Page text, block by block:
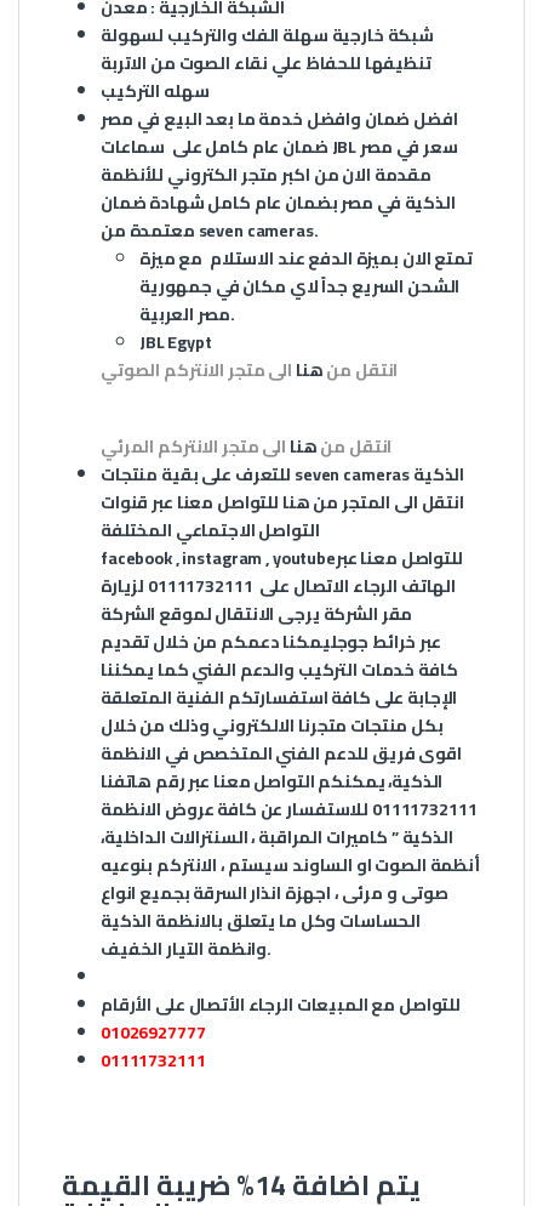
الشبكة الخارجية : معدن
شبكة خارجية سهلة الفك والتركيب لسهولة
تنظيفها للحفاظ علي نقاء الصوت من الاتربة
سهله التركيب
افضل ضمان وافضل خدمة ما بعد البيع في مصر
ضمان عام كامل علىسماعات JBL
مقدمة الان من اكبر متجر الكتروني للأنظمة
الذكية في مصر بضمان عام كامل شهادة ضمان
معتمدة من seven cameras.
تمتع الان بميزة الدفع عند الاستلام مع ميزة
الشحن السريع جداً لاي مكان في جمهورية
مصر العربية.
JBL Egypt
انتقل منهناالى متجر الانتركم الصوتي
انتقل منهناالى متجر الانتركم المرئي
للتعرف على بقية منتجاتseven cameras
انتقل الى المتجر منهناللتواصل معنا عبر قنوات
التواصل الاجتماعي المختلفة
facebook,instagram,youtubeللتواصل معنا عبر
الهاتف الرجاء الاتصال على 01111732111لزيارة
مقر الشركة يرجى الانتقال لموقع الشركة
عبرخرائط جوجليمكنا دعمكم من خلال تقديم
كافة خدمات التركيب والدعم الفني كما يمكننا
الإجابة على كافة استفسارتكم الفنية المتعلقة
بكل منتجات متجرنا الالكتروني وذلك من خلال
اقوى فريق للدعم الفني المتخصص في الانظمة
الذكية، يمكنكم التواصل معنا عبر رقم هاتفنا
01111732111 للاستفسار عن كافة عروض الانظمة
الذكية ” كاميرات المراقبة ، السنترالات الداخلية،
أنظمة الصوت او الساوند سيستم ، الانتركم بنوعيه
صوتى و مرئى ، اجهزة انذار السرقة بجميع انواع
الحساسات وكل ما يتعلق بالانظمة الذكية
وانظمة التيار الخفيف.
01026927777
01111732111
يتم اضافة 14% ضريبة القيمة